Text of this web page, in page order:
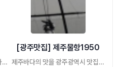
광주 동구 필문대로 229 지산사거리 숯불 양념 …
[광주맛집] 제주물항1950
제주바다의 맛을 광주광역시 맛집에서